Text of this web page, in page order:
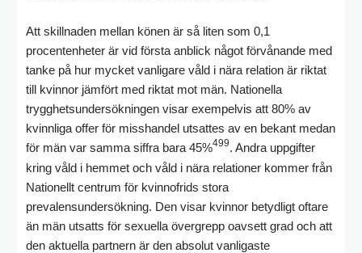
Att skillnaden mellan könen är så liten som 0,1
procentenheter är vid första anblick något förvånande med
tanke på hur mycket vanligare våld i nära relation är riktat
till kvinnor jämfört med riktat mot män. Nationella
trygghetsundersökningen visar exempelvis att 80% av
kvinnliga offer för misshandel utsattes av en bekant medan
för män var samma siffra bara 45%499. Andra uppgifter
kring våld i hemmet och våld i nära relationer kommer från
Nationellt centrum för kvinnofrids stora
prevalensundersökning. Den visar kvinnor betydligt oftare
än män utsatts för sexuella övergrepp oavsett grad och att
den aktuella partnern är den absolut vanligaste